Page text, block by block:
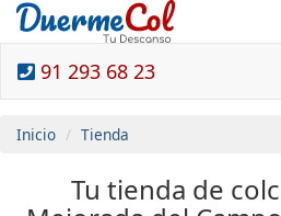
91 293 68 23
Inicio Tienda
Tu tienda de